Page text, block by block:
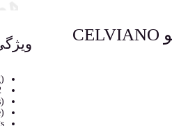
پیانو کاسیو CELVIANO
22 high-quality tones including stereo-sampled grand piano tones